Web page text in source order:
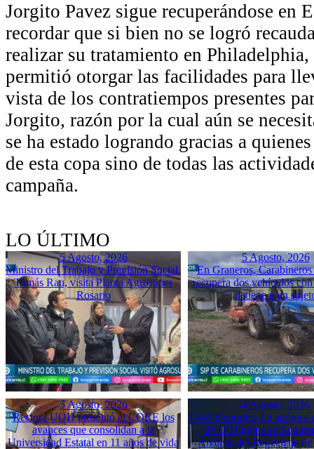
Jorgito Pavez sigue recuperándose en
recordar que si bien no se logró
realizar su tratamiento en
permitió otorgar las facilidades para
vista de los contratiempos presentes
Jorgito, razón por la cual aún se
se ha estado logrando gracias a
de esta copa sino de todas las
campaña.
LO ÚLTIMO
5 Agosto, 2026
Ministro del Trabajo y Previsión Social,
Tomás Rau, visita Planta Agrosuper
Rosario
5 Agosto, 2026
En Graneros,
recupera dos vehículos
detiene a un
5 Agosto, 2026
Rectora UOH presentó al CORE los
avances que consolidan a la
Universidad Estatal en 11 años de vida
4 Agosto, 2026
TVO Deportes: La agónica
de O’Higgins en
Análisis del Repechaje de